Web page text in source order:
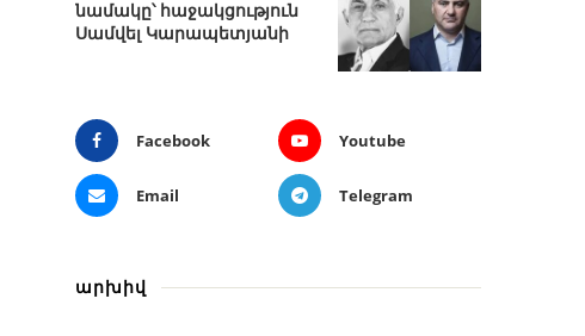
նամակը՝ հաջակցություն
Սամվել Կարապետյանի
Facebook Youtube
Email Telegram
արխիվ